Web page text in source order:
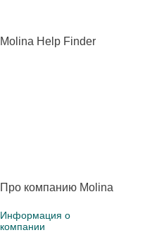
Molina Help Finder
Про компанию Molina
Информация о
компании